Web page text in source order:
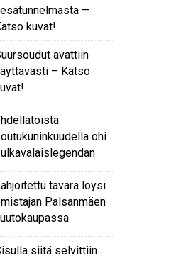
—
kuvat!
avattiin
– Katso
ohi
tavara löysi
Palsanmäen
siitä selvittiin